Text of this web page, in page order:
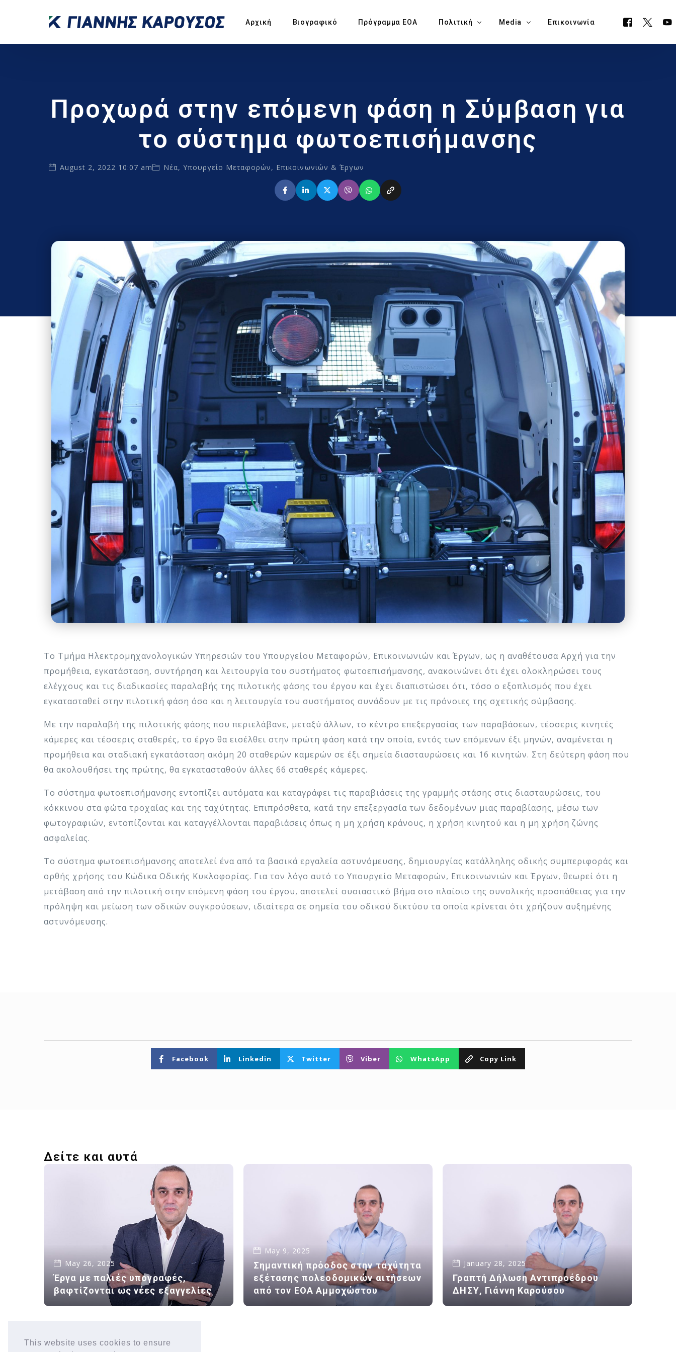
This website uses cookies to ensure
Αρχική Βιογραφικό Πρόγραμμα ΕΟΑ Πολιτική
Υπουργείο Μεταφορών, Επικοινωνιών & Έργων
Media
Δελτία Τύπου
Επικοινωνία
Προχωρά στην επόμενη φάση η Σύμβαση για
το σύστημα φωτοεπισήμανσης
August 2, 2022 10:07 am Νέα,Υπουργείο Μεταφορών, Επικοινωνιών & Έργων
Το Τμήμα Ηλεκτρομηχανολογικών Υπηρεσιών του Υπουργείου Μεταφορών, Επικοινωνιών και Έργων, ως η αναθέτουσα Αρχή για την
προμήθεια, εγκατάσταση, συντήρηση και λειτουργία του συστήματος φωτοεπισήμανσης, ανακοινώνει ότι έχει ολοκληρώσει τους
ελέγχους και τις διαδικασίες παραλαβής της πιλοτικής φάσης του έργου και έχει διαπιστώσει ότι, τόσο ο εξοπλισμός που έχει
εγκατασταθεί στην πιλοτική φάση όσο και η λειτουργία του συστήματος συνάδουν με τις πρόνοιες της σχετικής σύμβασης.
Με την παραλαβή της πιλοτικής φάσης που περιελάβανε, μεταξύ άλλων, το κέντρο επεξεργασίας των παραβάσεων, τέσσερις κινητές
κάμερες και τέσσερις σταθερές, το έργο θα εισέλθει στην πρώτη φάση κατά την οποία, εντός των επόμενων έξι μηνών, αναμένεται η
προμήθεια και σταδιακή εγκατάσταση ακόμη 20 σταθερών καμερών σε έξι σημεία διασταυρώσεις και 16 κινητών. Στη δεύτερη φάση που
θα ακολουθήσει της πρώτης, θα εγκατασταθούν άλλες 66 σταθερές κάμερες.
Το σύστημα φωτοεπισήμανσης εντοπίζει αυτόματα και καταγράφει τις παραβιάσεις της γραμμής στάσης στις διασταυρώσεις, του
κόκκινου στα φώτα τροχαίας και της ταχύτητας. Επιπρόσθετα, κατά την επεξεργασία των δεδομένων μιας παραβίασης, μέσω των
φωτογραφιών, εντοπίζονται και καταγγέλλονται παραβιάσεις όπως η μη χρήση κράνους, η χρήση κινητού και η μη χρήση ζώνης
ασφαλείας.
Το σύστημα φωτοεπισήμανσης αποτελεί ένα από τα βασικά εργαλεία αστυνόμευσης, δημιουργίας κατάλληλης οδικής συμπεριφοράς και
ορθής χρήσης του Κώδικα Οδικής Κυκλοφορίας. Για τον λόγο αυτό το Υπουργείο Μεταφορών, Επικοινωνιών και Έργων, θεωρεί ότι η
μετάβαση από την πιλοτική στην επόμενη φάση του έργου, αποτελεί ουσιαστικό βήμα στο πλαίσιο της συνολικής προσπάθειας για την
πρόληψη και μείωση των οδικών συγκρούσεων, ιδιαίτερα σε σημεία του οδικού δικτύου τα οποία κρίνεται ότι χρήζουν αυξημένης
αστυνόμευσης.
Facebook Linkedin Twitter Viber WhatsApp Copy Link
Δείτε και αυτά
May 26, 2025
Έργα με παλιές υπογραφές,
βαφτίζονται ως νέες εξαγγελίες
May 9, 2025
Σημαντική πρόοδος στην ταχύτητα
εξέτασης πολεοδομικών αιτήσεων
από τον ΕΟΑ Αμμοχώστου
January 28, 2025
Γραπτή Δήλωση Αντιπροέδρου
ΔΗΣΥ, Γιάννη Καρούσου